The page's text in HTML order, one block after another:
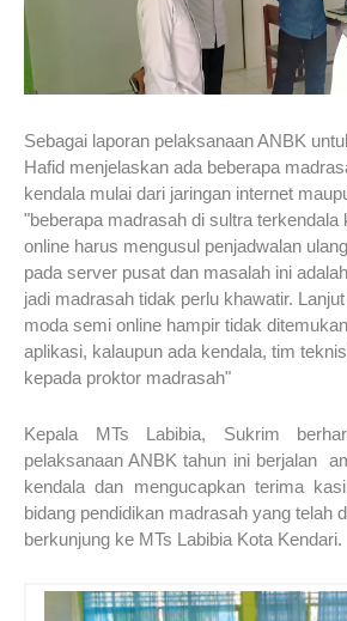
Sebagai laporan pelaksanaan ANBK
Hafid menjelaskan ada beberapa
kendala mulai dari jaringan internet
"beberapa madrasah di sultra
online harus mengusul penjadwalan
pada server pusat dan masalah ini
jadi madrasah tidak perlu khawatir.
moda semi online hampir tidak
aplikasi, kalaupun ada kendala, tim
kepada proktor madrasah"
Kepala MTs Labibia, Sukrim
pelaksanaan ANBK tahun ini berjalan
kendala dan mengucapkan terima
bidang pendidikan madrasah yang telah
berkunjung ke MTs Labibia Kota Kendari.